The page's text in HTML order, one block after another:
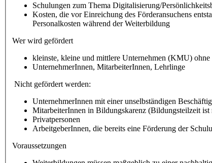
Schulungen zum Thema Digitalisierung/
Kosten, die vor Einreichung des Förderansuchens
Personalkosten während der Weiterbildung
Wer wird gefördert
kleinste, kleine und mittlere Unternehmen (KMU)
UnternehmerInnen, MitarbeiterInnen, Lehrlinge
Nicht gefördert werden:
UnternehmerInnen mit einer unselbständigen
MitarbeiterInnen in Bildungskarenz (Bildungsteilzeit ist
Privatpersonen
ArbeitgeberInnen, die bereits eine Förderung der
Voraussetzungen